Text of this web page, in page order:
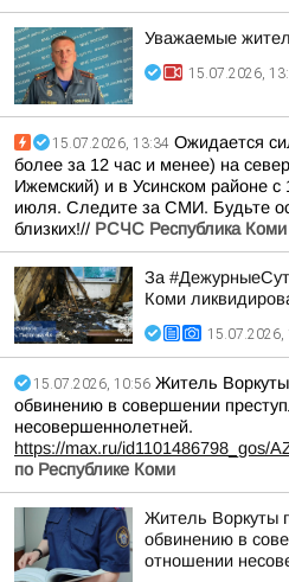
Уважаемые
15.07.2026,
15.07.2026, 13:34 Ожидается
более за 12 час и менее) на
Ижемский) и в Усинском районе
июля. Следите за СМИ. Будьте
близких!// РСЧС Республика Коми
За
Коми
15.07.2026,
15.07.2026, 10:56 Житель
обвинению в совершении
несовершеннолетней.
https://max.ru/id1101486798_gos/
по Республике Коми
Житель Воркуты
обвинению в
отношении